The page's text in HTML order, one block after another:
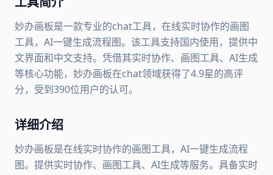
妙办画板是一款专业的chat工具，在线实时协作的画图
工具，AI一键生成流程图。该工具支持国内使用，提供中
文界面和中文支持。凭借其实时协作、画图工具、AI生成
等核心功能，妙办画板在chat领域获得了4.9星的高评
分，受到390位用户的认可。
详细介绍
妙办画板是在线实时协作的画图工具，AI一键生成流程
图。提供实时协作、画图工具、AI生成等服务。具备实时